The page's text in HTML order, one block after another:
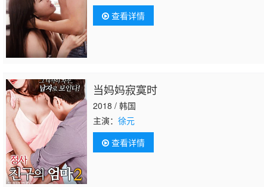
查看详情
当妈妈寂寞时
2018 / 韩国
主演： 徐元
查看详情